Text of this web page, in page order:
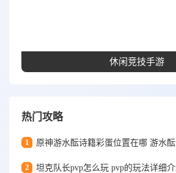
休闲竞技手游
热门攻略
1 原神游水酝诗籍彩蛋位置在哪 游水
2 坦克队长pvp怎么玩 pvp的玩法详细